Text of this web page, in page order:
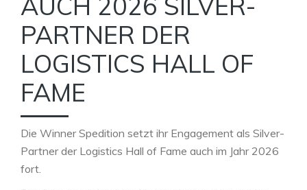
PARTNER DER
LOGISTICS HALL OF
FAME
Die Winner Spedition setzt ihr Engagement als Silver-
Partner der Logistics Hall of Fame auch im Jahr 2026
fort.